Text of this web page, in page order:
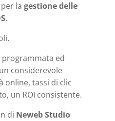
la gestione delle
.
programmata ed
considerevole
online, tassi di clic
un ROI consistente.
di Neweb Studio